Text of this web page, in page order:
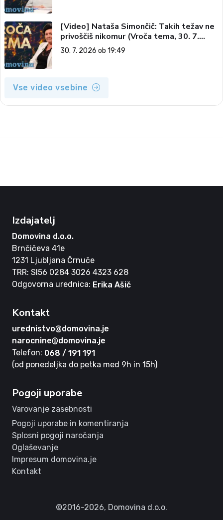
[Video] Nataša Simončič: Takih težav ne
privoščiš nikomur (Vroča tema, 30. 7.
2026)
30. 7. 2026 ob 19:49
Vse video vsebine
Izdajatelj
Domovina d.o.o.
Brnčičeva 41e
1231 Ljubljana Črnuče
TRR: SI56 0284 3026 4323 628
Odgovorna urednica: Erika Ašič
Kontakt
urednistvo@domovina.je
narocnine@domovina.je
Telefon: 068 / 191 191
(od ponedeljka do petka med 9h in 15h)
Pogoji uporabe
Varovanje zasebnosti
Pogoji uporabe in komentiranja
Splosni pogoji naročanja
Oglaševanje
Impresum domovina.je
Kontakt
©2016-2026, Domovina d.o.o.